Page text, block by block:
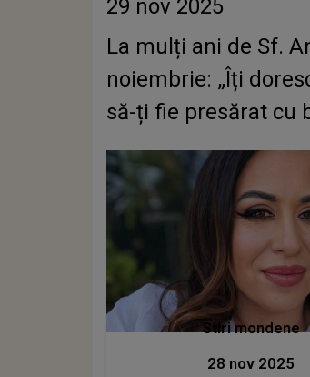
29 nov 2025
La mulți ani de Sf.
noiembrie: „Îți
să-ți fie presărat cu
Stiri mondene
28 nov 2025